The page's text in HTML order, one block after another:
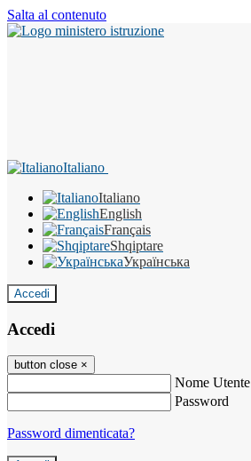
Salta al contenuto
Italiano
Italiano
English
Français
Shqiptare
Українська
Accedi
Accedi
button close ×
Nome Utente
Password
Password dimenticata?